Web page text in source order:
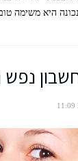
היא משימה
נפש